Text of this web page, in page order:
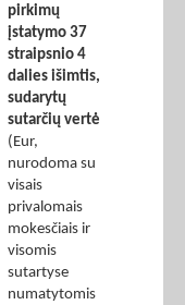
pirkimų
įstatymo 37
straipsnio 4
dalies išimtis,
sudarytų
sutarčių vertė
(Eur,
nurodoma su
visais
privalomais
mokesčiais ir
visomis
sutartyse
numatytomis